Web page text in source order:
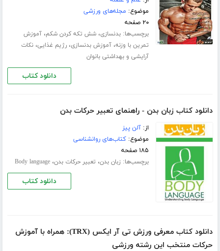
موضوع: مجله‌های ورزشی
۲۰ صفحه
برچسب‌ها:بدنسازی،شش تکه کردن شکم،آموزش
تمرین با وزنه،آموزش بدنسازی،رژیم غذایی،نکات
آرایشی و بهداشتی بانوان
دانلود کتاب
دانلود کتاب زبان بدن - راهنمای تعبیر حرکات بدن
از:آلن پیز
موضوع:کتاب‌های روانشناسی
۱۸۵ صفحه
برچسب‌ها: زبان بدن، تعبیر حرکات بدن،Body language
دانلود کتاب
دانلود کتاب معرفی ورزش تی آر ایکس (TRX): همراه با آموزش
حرکات منتخب این رشته ورزشی